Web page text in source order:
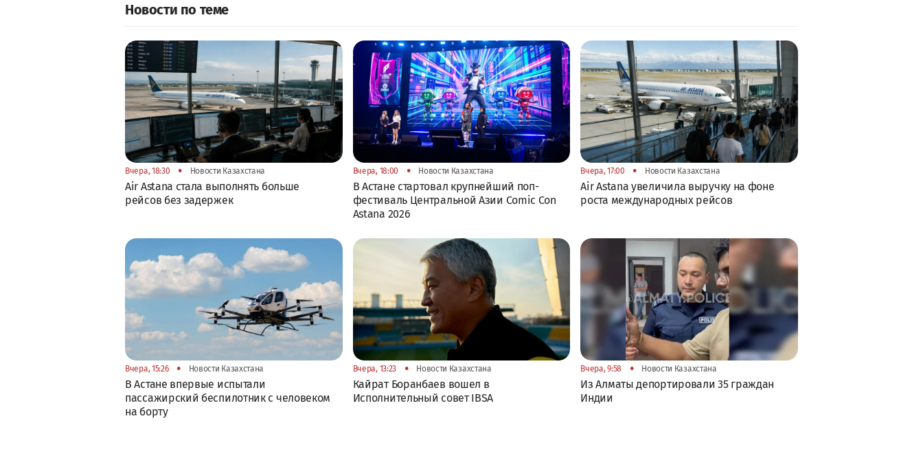
Новости по теме
Вчера, 18:30 • Новости Казахстана
Air Astana стала выполнять больше
рейсов без задержек
Вчера, 18:00 • Новости Казахстана
В Астане стартовал крупнейший поп-
фестиваль Центральной Азии Comic Con
Astana 2026
Вчера, 17:00 • Новости Казахстана
Air Astana увеличила выручку на фоне
роста международных рейсов
Вчера, 15:26 • Новости Казахстана
В Астане впервые испытали
пассажирский беспилотник с человеком
на борту
Вчера, 13:23 • Новости Казахстана
Кайрат Боранбаев вошел в
Исполнительный совет IBSA
Вчера, 9:58 • Новости Казахстана
Из Алматы депортировали 35 граждан
Индии